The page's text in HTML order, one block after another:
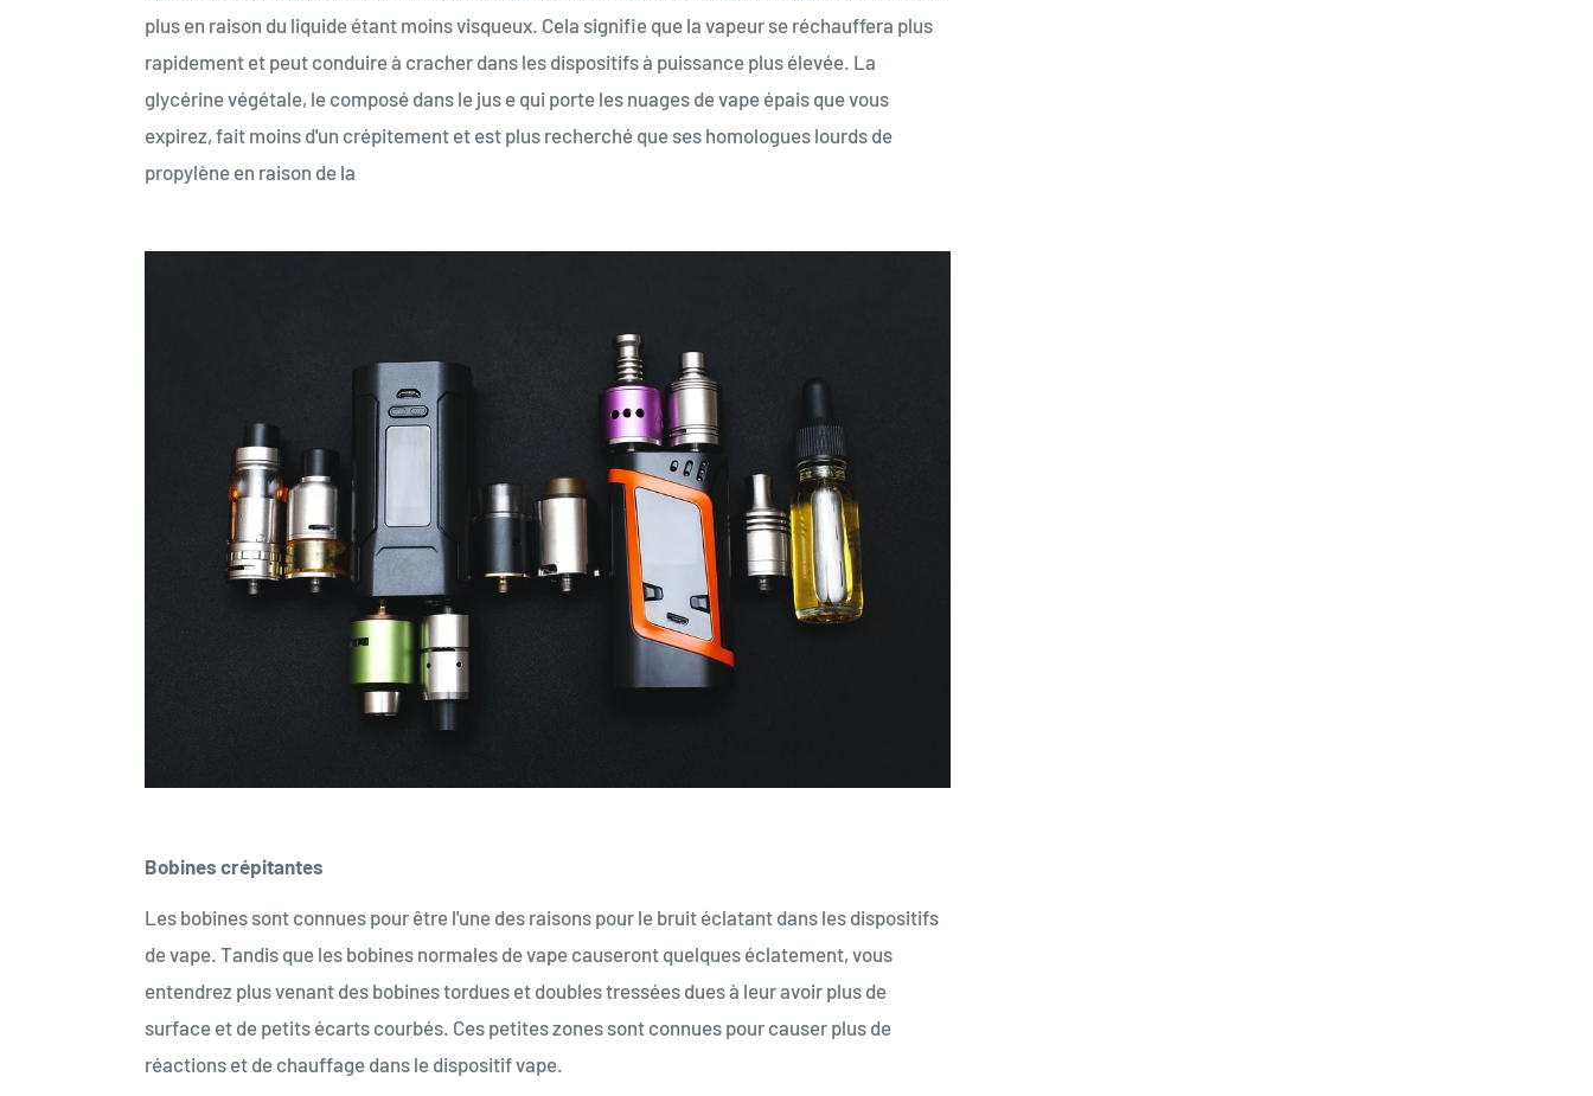
plus en raison du liquide étant moins visqueux. Cela signifie que la vapeur se réchauffera plus
rapidement et peut conduire à cracher dans les dispositifs à puissance plus élevée. La
glycérine végétale, le composé dans le jus e qui porte les nuages de vape épais que vous
expirez, fait moins d'un crépitement et est plus recherché que ses homologues lourds de
propylène en raison de la
Bobines crépitantes
Les bobines sont connues pour être l'une des raisons pour le bruit éclatant dans les dispositifs
de vape. Tandis que les bobines normales de vape causeront quelques éclatement, vous
entendrez plus venant des bobines tordues et doubles tressées dues à leur avoir plus de
surface et de petits écarts courbés. Ces petites zones sont connues pour causer plus de
réactions et de chauffage dans le dispositif vape.